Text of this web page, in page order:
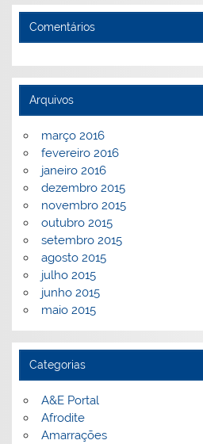
Comentários
Arquivos
março 2016
fevereiro 2016
janeiro 2016
dezembro 2015
novembro 2015
outubro 2015
setembro 2015
agosto 2015
julho 2015
junho 2015
maio 2015
Categorias
A&E Portal
Afrodite
Amarrações